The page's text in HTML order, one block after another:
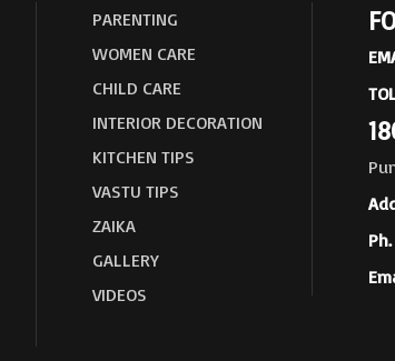
PARENTING
WOMEN CARE
CHILD CARE
INTERIOR DECORATION
KITCHEN TIPS
VASTU TIPS
ZAIKA
GALLERY
VIDEOS
Ph.